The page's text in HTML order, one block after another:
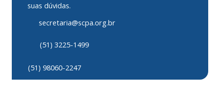
suas dúvidas.
secretaria@scpa.org.br
(51) 3225-1499
(51) 98060-2247